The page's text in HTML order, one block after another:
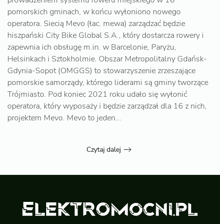
pomorskich gminach, w końcu wyłoniono nowego
operatora. Siecią Mevo (łac. mewa) zarządzać będzie
hiszpański City Bike Global S.A., który dostarcza rowery i
zapewnia ich obsługę m.in. w Barcelonie, Paryżu,
Helsinkach i Sztokholmie. Obszar Metropolitalny Gdańsk-
Gdynia-Sopot (OMGGS) to stowarzyszenie zrzeszające
pomorskie samorządy, którego liderami są gminy tworzące
Trójmiasto. Pod koniec 2021 roku udało się wyłonić
operatora, który wyposaży i będzie zarządzał dla 16 z nich,
projektem Mevo. Mevo to jeden...
Czytaj dalej